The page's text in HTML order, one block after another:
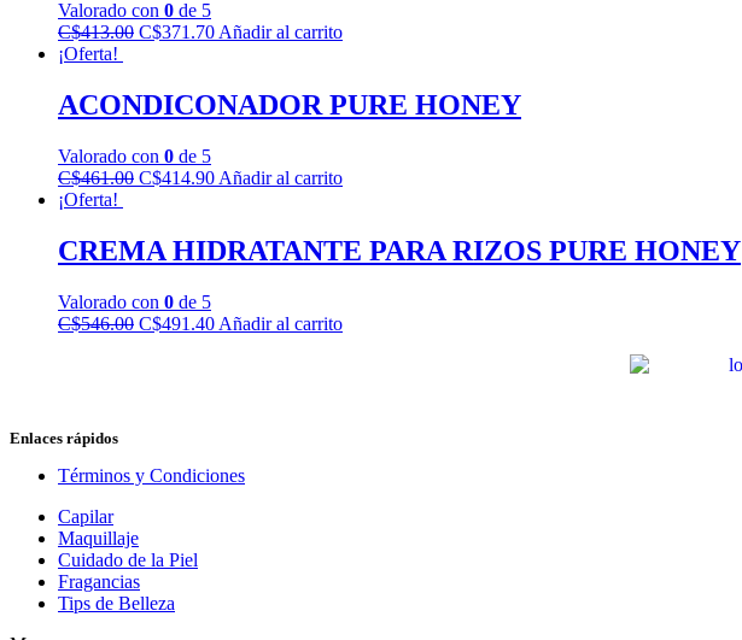
Valorado con 0 de 5
C$413.00 El
era:
C$413.00.
C$371.70El
es:
C$371.70.
Añadir al carrito
¡Oferta!
ACONDICONADOR PURE HONEY
Valorado con 0 de 5
C$461.00 El
era:
C$461.00.
C$414.90 El
es:
C$414.90.
Añadir al carrito
¡Oferta!
CREMA HIDRATANTE PARA RIZOS PURE HONEY
Valorado con 0 de 5
C$546.00 El
C$491.40 El
Añadir al carrito
Enlaces rápidos
Términos y Condiciones
Capilar
Maquillaje
Cuidado de la Piel
Fragancias
Tips de Belleza